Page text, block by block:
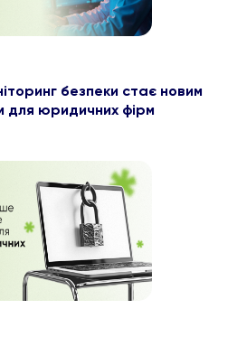
безпеки стає новим
для юридичних фірм